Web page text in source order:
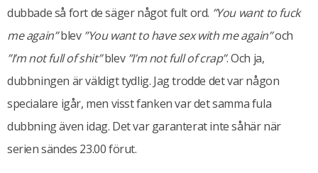
dubbade så fort de säger något fult ord. ”You want to fuck
me again”blev ”You want to have sex with me again”och
”I’m not full of shit”blev ”I’m not full of crap”. Och ja,
dubbningen är väldigt tydlig. Jag trodde det var någon
specialare igår, men visst fanken var det samma fula
dubbning även idag. Det var garanterat inte såhär när
serien sändes 23.00 förut.